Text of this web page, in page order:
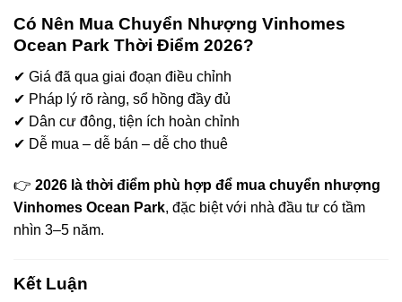
Có Nên Mua Chuyển Nhượng Vinhomes
Ocean Park Thời Điểm 2026?
✔ Giá đã qua giai đoạn điều chỉnh
✔ Pháp lý rõ ràng, sổ hồng đầy đủ
✔ Dân cư đông, tiện ích hoàn chỉnh
✔ Dễ mua – dễ bán – dễ cho thuê
👉 2026 là thời điểm phù hợp để mua chuyển nhượng
Vinhomes Ocean Park, đặc biệt với nhà đầu tư có tầm
nhìn 3–5 năm.
Kết Luận